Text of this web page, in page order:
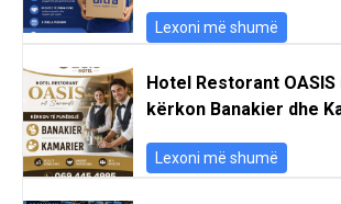
Lexoni më shumë
Hotel Restorant OASIS
kërkon Banakier dhe
Lexoni më shumë